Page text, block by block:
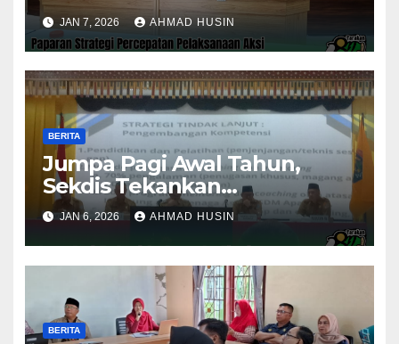
Konvergensi Penurunan
Stunting 2025
JAN 7, 2026 AHMAD HUSIN
BERITA
Jumpa Pagi Awal Tahun,
Sekdis Tekankan
Pengawasan Aset dan
Evaluasi Kinerja
Pemerintahan
JAN 6, 2026 AHMAD HUSIN
BERITA